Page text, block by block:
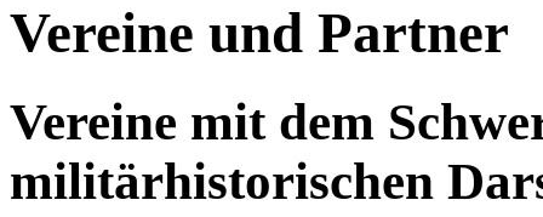
Vereine und Partner
Vereine mit dem
militärhistorischen